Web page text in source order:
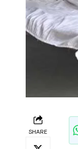
SHARE